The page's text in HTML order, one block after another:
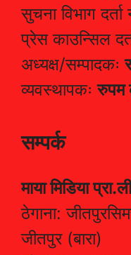
सुचना विभाग दर्ता
प्रेस काउन्सिल
अध्यक्ष/सम्पादकः
व्यवस्थापकःरुपम
सम्पर्क
माया मिडिया
ठेगाना:
जीतपुर (बारा)